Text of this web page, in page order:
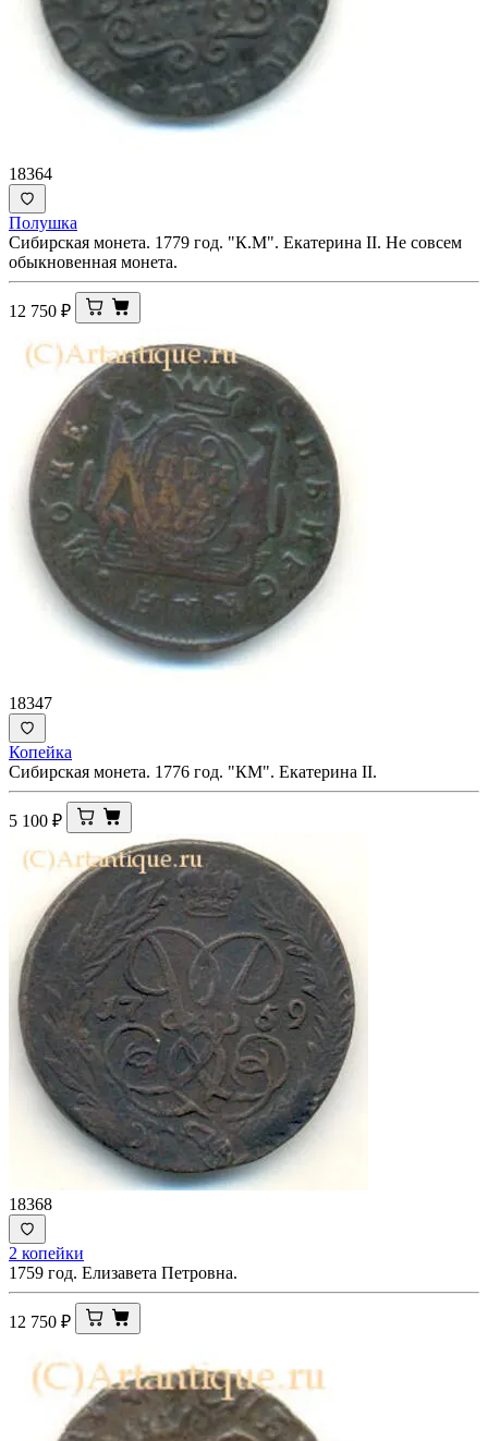
18364
Полушка
Сибирская монета. 1779 год. "К.М". Екатерина II. Не совсем
обыкновенная монета.
12 750 ₽
18347
Копейка
Сибирская монета. 1776 год. "КМ". Екатерина II.
5 100 ₽
18368
2 копейки
1759 год. Елизавета Петровна.
12 750 ₽